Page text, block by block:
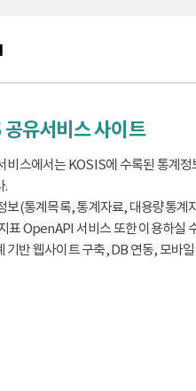
유서비스 사이트
비스에서는 KOSIS에 수록된 통계
.
보(통계목록, 통계자료, 대용량통계
표 OpenAPI 서비스 또한 이용하실
기반 웹사이트 구축, DB 연동, 모바